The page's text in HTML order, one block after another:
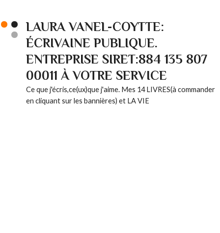
LAURA VANEL-COYTTE:
ÉCRIVAINE PUBLIQUE.
ENTREPRISE SIRET:884 135 807
00011 À VOTRE SERVICE
Ce que j'écris,ce(ux)que j'aime. Mes 14 LIVRES(à commander
en cliquant sur les bannières) et LA VIE